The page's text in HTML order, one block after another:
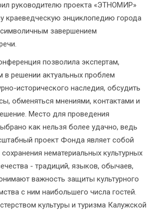
руководителю проекта «ЭТНОМИР»
краеведческую энциклопедию города
символичным завершением
позволила экспертам,
в решении актуальных проблем
исторического наследия, обсудить
обменяться мнениями, контактами и
Место для проведения
как нельзя более удачно, ведь
проект Фонда являет собой
нематериальных культурных
- традиций, языков, обычаев,
важность защиты культурного
с ним наибольшего числа гостей.
культуры и туризма Калужской